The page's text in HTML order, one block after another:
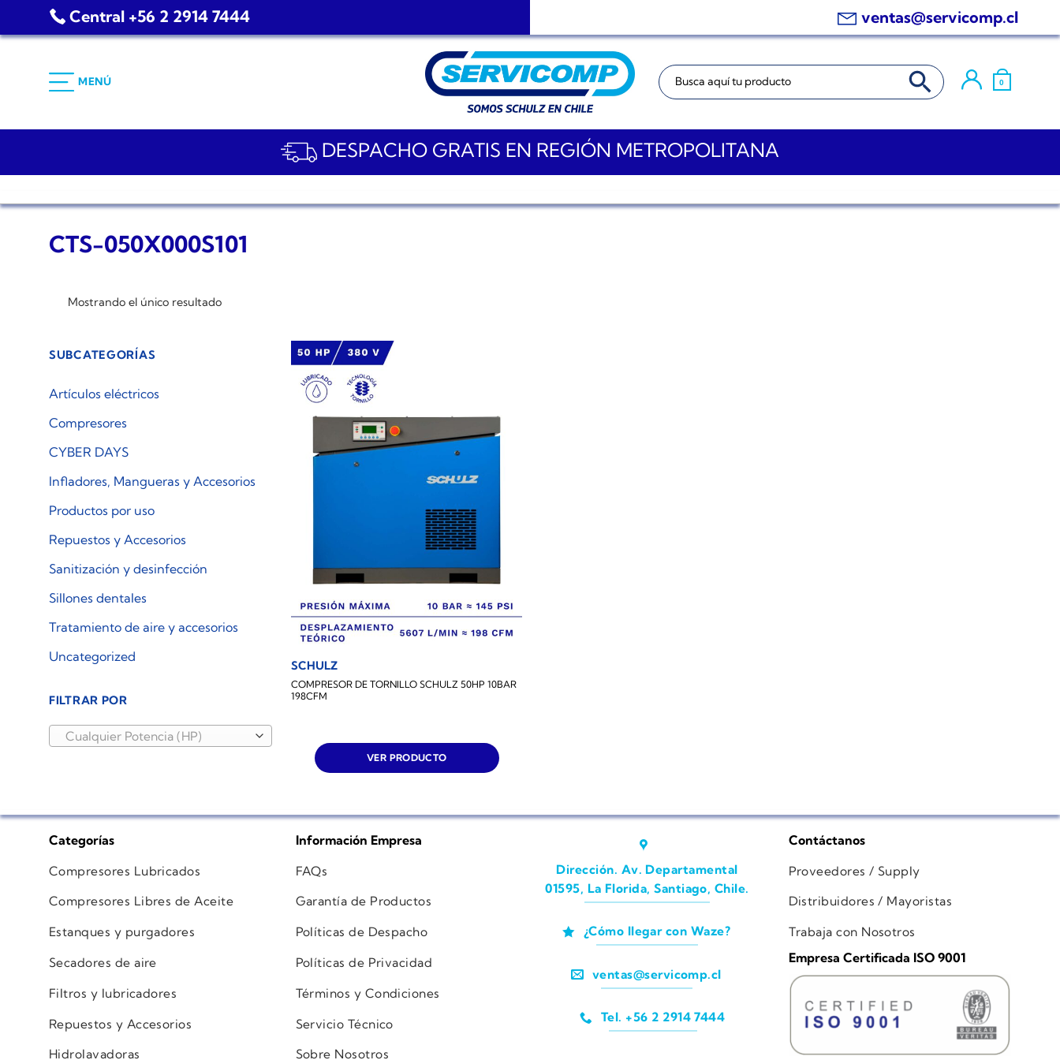
Central +56 2 2914 7444 ventas@servicomp.cl
MENÚ
Buscar: BOTÓN DE BÚSQUEDA
0
DESPACHO GRATIS EN REGIÓN METROPOLITANA
CTS-050X000S101
Mostrando el único resultado
SUBCATEGORÍAS
Artículos eléctricos
Compresores
CYBER DAYS
Infladores, Mangueras y Accesorios
Productos por uso
Repuestos y Accesorios
Sanitización y desinfección
Sillones dentales
Tratamiento de aire y accesorios
Uncategorized
FILTRAR POR
Cualquier Potencia (HP)
SCHULZ
COMPRESOR DE TORNILLO SCHULZ 50HP 10BAR
198CFM
VER PRODUCTO
Categorías
Compresores Lubricados
Compresores Libres de Aceite
Estanques y purgadores
Secadores de aire
Filtros y lubricadores
Repuestos y Accesorios
Hidrolavadoras
Información Empresa
FAQs
Garantía de Productos
Políticas de Despacho
Políticas de Privacidad
Términos y Condiciones
Servicio Técnico
Sobre Nosotros
Dirección. Av. Departamental
01595, La Florida, Santiago, Chile.
¿Cómo llegar con Waze?
ventas@servicomp.cl
Tel. +56 2 2914 7444
Contáctanos
Proveedores / Supply
Distribuidores / Mayoristas
Trabaja con Nosotros
Empresa Certificada ISO 9001